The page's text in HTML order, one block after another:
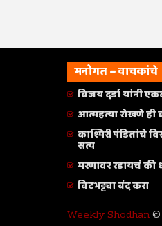
मनोगत – वाचकांचे
विजय दर्डा यांनी
आत्महत्या रोखणे ही
काश्मिरी पंडितांचे
सत्य
मरणावर रडायचं की
विटभट्ट्या बंद करा
Weekly Shodhan©